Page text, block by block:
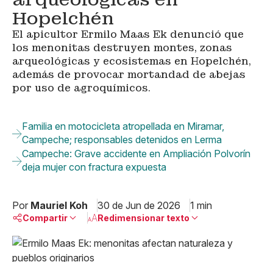
Hopelchén
El apicultor Ermilo Maas Ek denunció que
los menonitas destruyen montes, zonas
arqueológicas y ecosistemas en Hopelchén,
además de provocar mortandad de abejas
por uso de agroquímicos.
Familia en motocicleta atropellada en Miramar,
Campeche; responsables detenidos en Lerma
Campeche: Grave accidente en Ampliación Polvorín
deja mujer con fractura expuesta
Por Mauriel Koh 30 de Jun de 2026 1 min
Compartir
Linkedin
Redimensionar texto